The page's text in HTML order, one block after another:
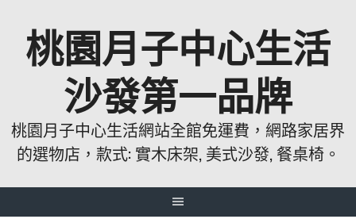
桃園月子中心生活
沙發第一品牌
桃園月子中心生活網站全館免運費，網路家居界
的選物店，款式: 實木床架, 美式沙發, 餐桌椅。